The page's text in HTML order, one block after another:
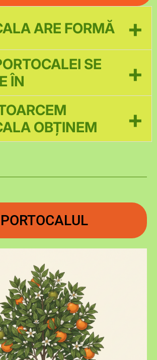
ARE FORMĂ +
SE
ÎN
+
OBȚINEM
+
PORTOCALUL